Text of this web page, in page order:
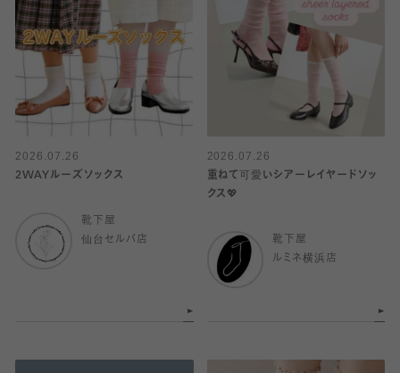
2026.07.26
2WAYルーズソックス
靴下屋
仙台セルバ店
2026.07.26
重ねて可愛いシアーレイヤードソッ
クス💖
靴下屋
ルミネ横浜店